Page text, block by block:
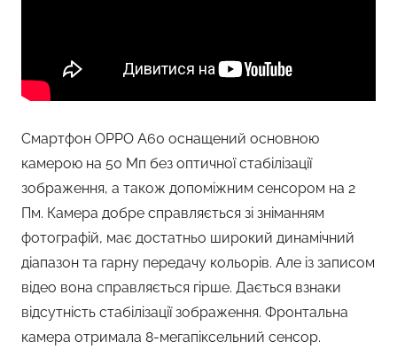
Смартфон OPPO A60 оснащений основною
камерою на 50 Мп без оптичної стабілізації
зображення, а також допоміжним сенсором на 2
Пм. Камера добре справляється зі зніманням
фотографій, має достатньо широкий динамічний
діапазон та гарну передачу кольорів. Але із записом
відео вона справляється гірше. Дається взнаки
відсутність стабілізації зображення. Фронтальна
камера отримала 8-мегапіксельний сенсор.